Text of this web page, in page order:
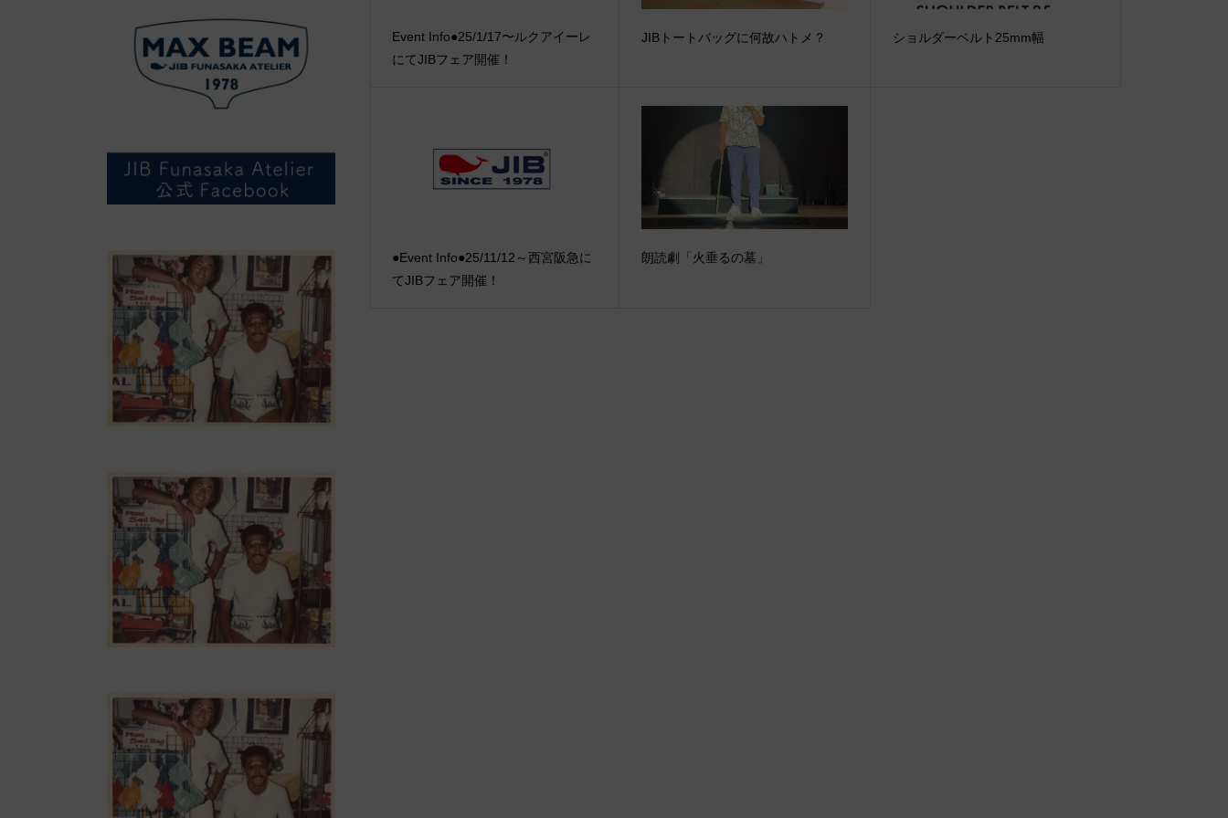
Event Info●25/1/17〜ルクアイーレ
にてJIBフェア開催！
JIBトートバッグに何故ハトメ？ ショルダーベルト25mm幅
●Event Info●25/11/12～西宮阪急に
てJIBフェア開催！
朗読劇「火垂るの墓」